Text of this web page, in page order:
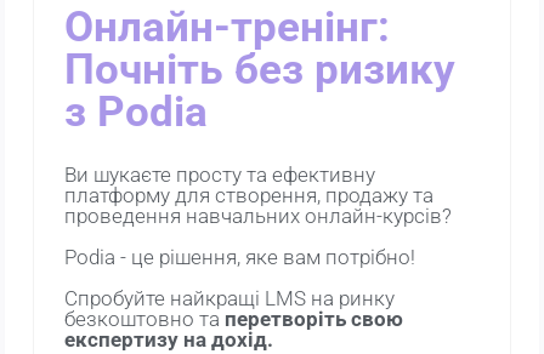
Онлайн-тренінг:
Почніть без ризику
з Podia
Ви шукаєте просту та ефективну
платформу для створення, продажу та
проведення навчальних онлайн-курсів?
Podia - це рішення, яке вам потрібно!
Спробуйте найкращі LMS на ринку
безкоштовно та перетворіть свою
експертизу на дохід.